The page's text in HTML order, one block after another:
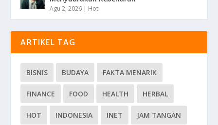
Agu 2, 2026 | Hot
ARTIKEL TAG
BISNIS BUDAYA FAKTA MENARIK
FINANCE FOOD HEALTH HERBAL
HOT INDONESIA INET JAM TANGAN